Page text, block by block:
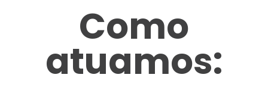
Como
atuamos: